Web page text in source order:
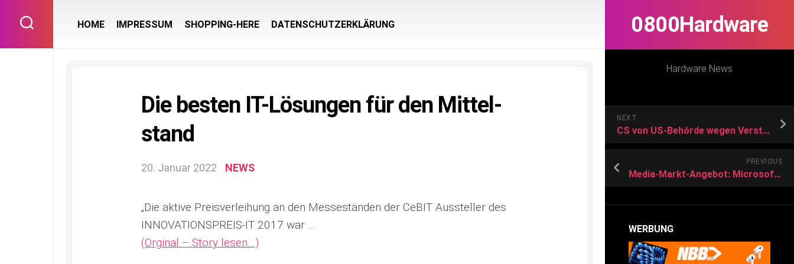
content
0800Hardware
Hardware News
NEXT
CS von US-Behörde wegen Verstössen gegen Anlegerschutz gebüsst
PREVIOUS
Media-Markt-Angebot: Microsoft-Tablet für knapp 810 Euro sichern
WERBUNG
HOME IMPRESSUM SHOPPING-HERE DATENSCHUTZERKLÄRUNG
Die bes­ten IT-Lö­sun­gen für den Mit­tel­
stand
20. Januar 2022 NEWS
„Die ak­ti­ve Preis­ver­lei­hung an den Mes­se­stän­den der Ce­BIT Aus­s­tel­ler des
INNOVATIONSPREIS-IT 2017 war …
(Orginal – Story lesen…)